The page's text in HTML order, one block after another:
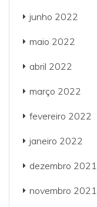
junho 2022
maio 2022
abril 2022
março 2022
fevereiro 2022
janeiro 2022
dezembro 2021
novembro 2021